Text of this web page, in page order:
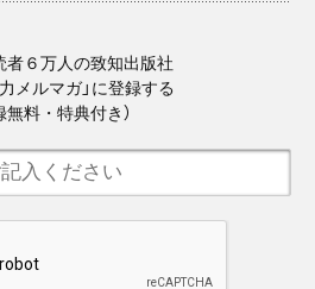
者６万人の致知出版社
メルマガ」に登録する
無料・特典付き）